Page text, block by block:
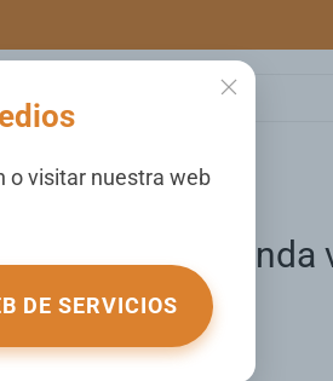
o visitar nuestra web
DE SERVICIOS
por segunda